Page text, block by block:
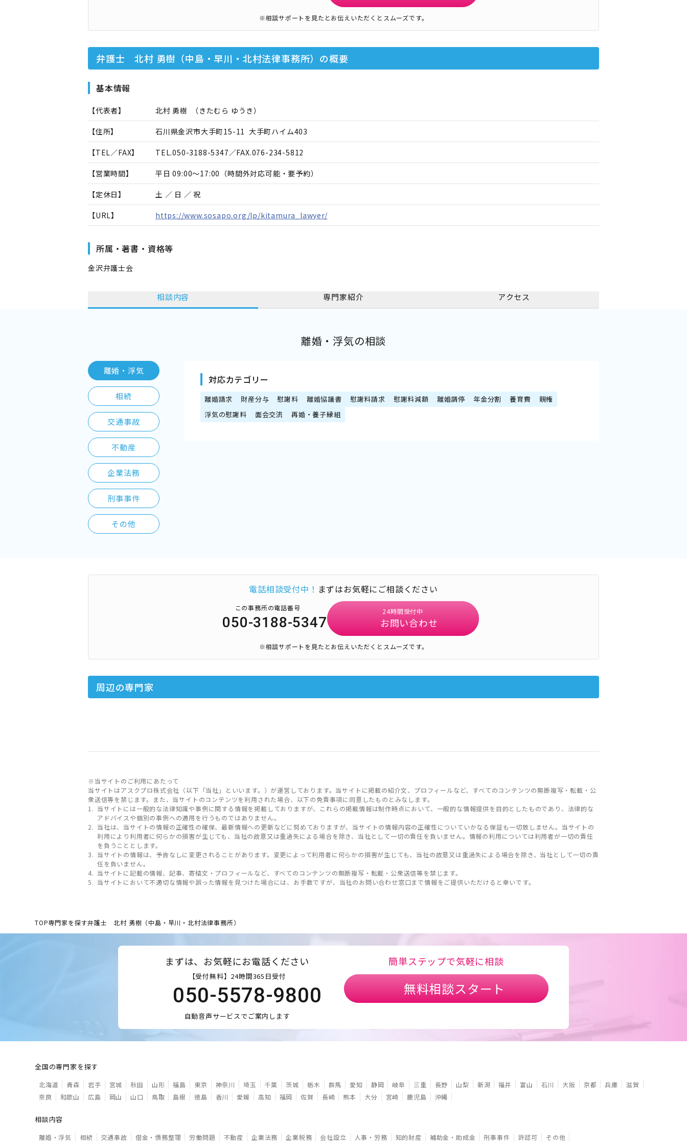
※相談サポートを見たとお伝えいただくとスムーズです。
弁護士 北村 勇樹（中島・早川・北村法律事務所） の概要
基本情報
【代表者】 北村 勇樹 （きたむら ゆうき）
【住所】 石川県金沢市大手町15-11 大手町ハイム403
【TEL／FAX】 TEL.050-3188-5347 ／FAX.076-234-5812
【営業時間】 平日 09:00～17:00（時間外対応可能・要予約）
【定休日】 土 ／ 日 ／ 祝
【URL】 https://www.sosapo.org/lp/kitamura_lawyer/
所属・著書・資格等
金沢弁護士会
相談内容 専門家紹介 アクセス
離婚・浮気の相談
離婚・浮気
相続
交通事故
不動産
企業法務
刑事事件
その他
対応カテゴリー
離婚請求 財産分与 慰謝料 離婚協議書 慰謝料請求 慰謝料減額 離婚調停 年金分割 養育費
親権
浮気の慰謝料
面会交流 再婚・養子縁組
電話相談受付中！ まずはお気軽にご相談ください
この事務所の電話番号
050-3188-5347
24時間受付中
お問い合わせ
※相談サポートを見たとお伝えいただくとスムーズです。
周辺の専門家
※当サイトのご利用にあたって
当サイトはアスクプロ株式会社（以下「当社」といいます。）が運営しております。当サイトに掲載の紹介文、プロフィールなど、すべてのコンテンツの無断複写・転載・公
衆送信等を禁じます。また、当サイトのコンテンツを利用された場合、以下の免責事項に同意したものとみなします。
当サイトには一般的な法律知識や事例に関する情報を掲載しておりますが、これらの掲載情報は制作時点において、一般的な情報提供を目的としたものであり、法律的な
アドバイスや個別の事例への適用を行うものではありません。
当社は、当サイトの情報の正確性の確保、最新情報への更新などに努めておりますが、当サイトの情報内容の正確性についていかなる保証も一切致しません。当サイトの
利用により利用者に何らかの損害が生じても、当社の故意又は重過失による場合を除き、当社として一切の責任を負いません。情報の利用については利用者が一切の責任
を負うこととします。
当サイトの情報は、予告なしに変更されることがあります。変更によって利用者に何らかの損害が生じても、当社の故意又は重過失による場合を除き、当社として一切の責
任を負いません。
当サイトに記載の情報、記事、寄稿文・プロフィールなど、すべてのコンテンツの無断複写・転載・公衆送信等を禁じます。
当サイトにおいて不適切な情報や誤った情報を見つけた場合には、お手数ですが、当社のお問い合わせ窓口まで情報をご提供いただけると幸いです。
TOP専門家を探す弁護士 北村 勇樹（中島・早川・北村法律事務所）
まずは、お気軽にお電話ください
【受付無料】24時間365日受付
050-5578-9800
自動音声サービスでご案内します
簡単ステップで気軽に相談
無料相談スタート
全国の専門家を探す
北海道 青森 岩手 宮城 秋田 山形 福島 東京 神奈川 埼玉 千葉 茨城 栃木 群馬 愛知 静岡 岐阜 三重 長野 山梨 新潟 福井 富山 石川 大阪 京都 兵庫
滋賀
奈良
和歌山 広島 岡山 山口 鳥取 島根 徳島 香川 愛媛 高知 福岡 佐賀 長崎 熊本 大分 宮崎 鹿児島 沖縄
相談内容
離婚・浮気 相続 交通事故 借金・債務整理 労働問題 不動産 企業法務 企業税務 会社設立 人事・労務 知的財産 補助金・助成金 刑事事件 許認可 その他